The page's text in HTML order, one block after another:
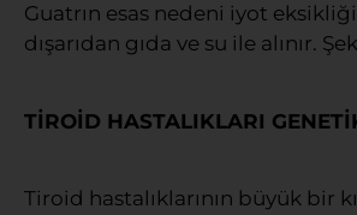
Guatrın esas nedeni iyot
dışarıdan gıda ve su ile alınır.
TİROİD HASTALIKLARI
Tiroid hastalıklarının büyük bir